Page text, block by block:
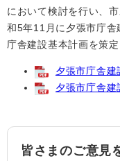
において検討を行い、
和5年11月に夕張市庁
庁舎建設基本計画を策定
夕張市庁舎
夕張市庁舎
皆さまのご意見